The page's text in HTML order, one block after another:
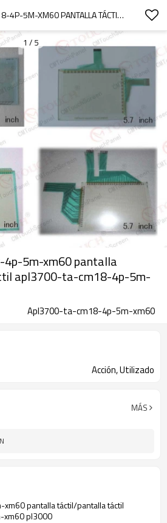
APL3700-TA-CM18-4P-5M-XM60 PANTALLA TÁCTIL/PANTALLA TÁCTIL APL3700-TA-CM18-4P-5M-XM60 PL3000
1 / 5
5m-xm60 pantalla
apl3700-ta-cm18-4p-5m-
Apl3700-ta-cm18-4p-5m-xm60
Acción, Utilizado
MÁS
pantalla táctil/pantalla táctil
pl3000